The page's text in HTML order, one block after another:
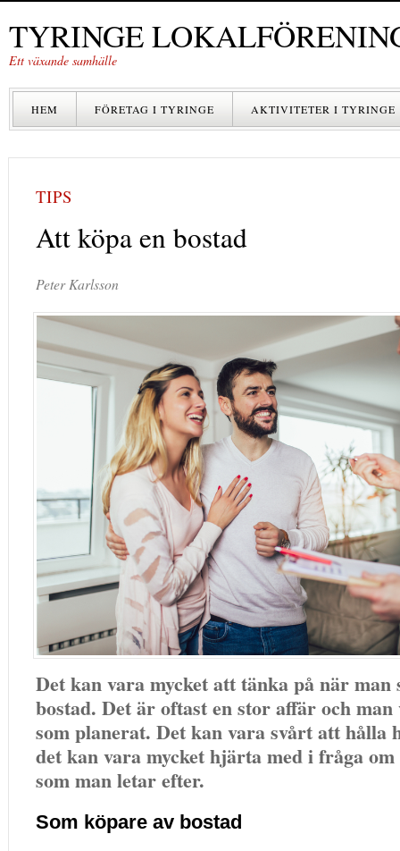
TYRINGE
Ett växande samhälle
HEM FÖRETAG I TYRINGE AKTIVITETER I TYRINGE
TIPS
Att köpa en bostad
Peter Karlsson
Det kan vara mycket att tänka på när man
bostad. Det är oftast en stor affär och
som planerat. Det kan vara svårt att hålla
det kan vara mycket hjärta med i fråga
som man letar efter.
Som köpare av bostad